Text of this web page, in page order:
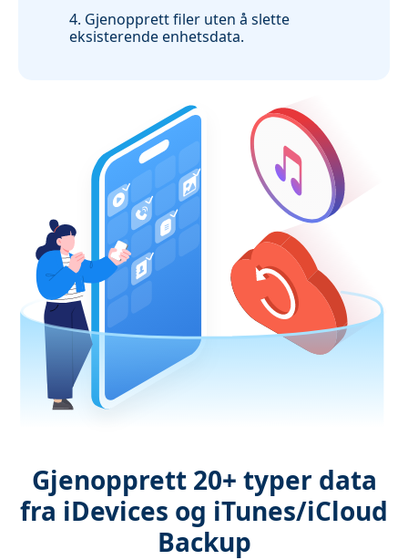
4. Gjenopprett filer uten å slette
eksisterende enhetsdata.
Gjenopprett 20+ typer data
fra iDevices og iTunes/iCloud
Backup